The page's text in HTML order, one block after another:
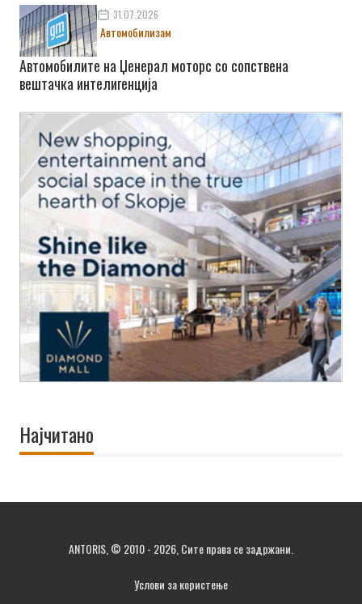
31.07.2026
Автомобилизам
Автомобилите на Џенерал моторс со сопствена
вештачка интелигенција
Најчитано
ANTORIS, © 2010 - 2026, Сите права се задржани.
Услови за користење